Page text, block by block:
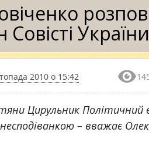
України
2010 о 15:42
Цирульник Політичний
– вважає